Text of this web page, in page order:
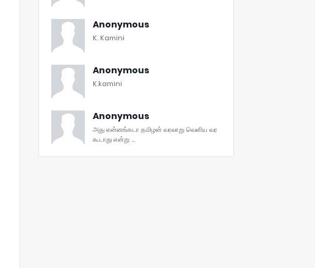
Anonymous
K. Kamini
Anonymous
K.kamini
Anonymous
அது என்னங்கடா தமிழன் வரலாறு வெளிய வர
கூடாது என்று ...